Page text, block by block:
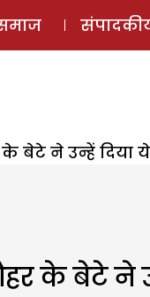
बेटे ने उन्हें दिया
के बेटे ने